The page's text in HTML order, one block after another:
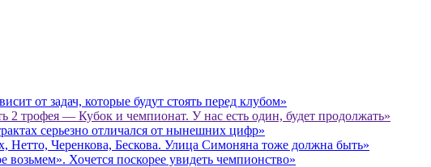
от задач, которые будут стоять перед клубом»
трофея — Кубок и чемпионат. У нас есть один, будет продолжать»
серьезно отличался от нынешних цифр»
Нетто, Черенкова, Бескова. Улица Симоняна тоже должна быть»
Хочется поскорее увидеть чемпионство»